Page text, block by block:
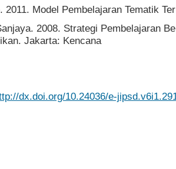
2011. Model Pembelajaran Tematik
2008. Strategi Pembelajaran
Jakarta: Kencana
dx.doi.org/10.24036/e-